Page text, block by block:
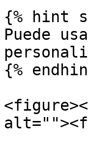
{% hint
Puede
{%